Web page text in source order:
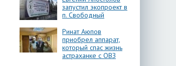
запустил экопроект в
п. Свободный
Ринат Аюпов
приобрел аппарат,
который спас жизнь
астраханке с ОВЗ